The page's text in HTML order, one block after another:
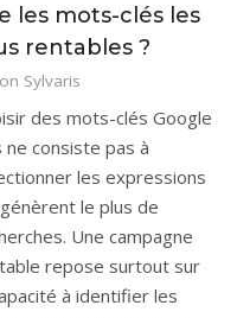
les mots-clés les
rentables ?
Sylvaris
des mots-clés Google
ne consiste pas à
les expressions
le plus de
Une campagne
repose surtout sur
à identifier les